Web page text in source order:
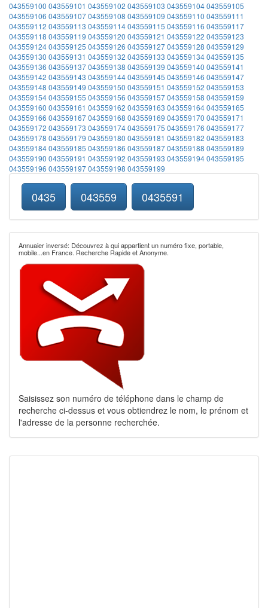
043559100 043559101 043559102 043559103 043559104043559105
043559106 043559107043559108 043559109 043559110 043559111
043559112 043559113 043559114043559115 043559116 043559117
043559118 043559119 043559120 043559121 043559122 043559123
043559124043559125 043559126 043559127043559128 043559129
043559130 043559131 043559132 043559133 043559134043559135
043559136 043559137043559138 043559139 043559140 043559141
043559142 043559143 043559144043559145 043559146 043559147
043559148 043559149 043559150 043559151 043559152 043559153
043559154043559155 043559156 043559157043559158 043559159
043559160 043559161 043559162 043559163 043559164043559165
043559166 043559167043559168 043559169 043559170 043559171
043559172 043559173 043559174043559175 043559176 043559177
043559178 043559179 043559180 043559181 043559182 043559183
043559184043559185 043559186 043559187043559188 043559189
043559190 043559191 043559192 043559193 043559194043559195
043559196 043559197043559198 043559199
0435 043559 0435591
Annuaier inversé: Découvrez à qui appartient un numéro fixe, portable,
mobile...en France. Recherche Rapide et Anonyme.
Saisissez son numéro de téléphone dans le champ de
recherche ci-dessus et vous obtiendrez le nom, le prénom et
l'adresse de la personne recherchée.